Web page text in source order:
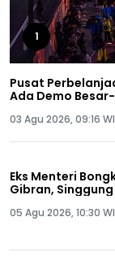
1
Pusat
Ada Demo
03 Agu 2026, 09:16
Eks Menteri
Gibran,
05 Agu 2026, 10:30